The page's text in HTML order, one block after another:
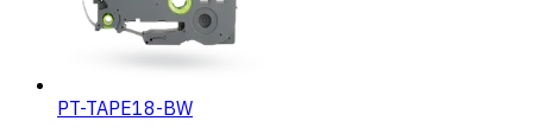
PT-TAPE18-BW